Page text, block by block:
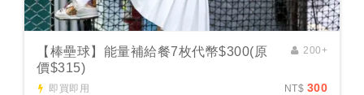
【棒壘球】能量補給餐7枚代幣$300(原
價$315)
即買即用
200+
NT$ 300